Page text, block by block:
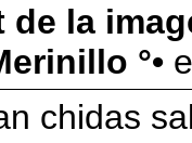
de la
°•
chidas